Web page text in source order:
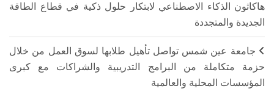
هاكاثون الذكاء الاصطناعي لابتكار حلول ذكية في قطاع الطاقة
الجديدة والمتجددة
جامعة عين شمس تواصل تأهيل طلابها لسوق العمل من خلال
حزمة متكاملة من البرامج التدريبية والشراكات مع كبرى
المؤسسات المحلية والعالمية